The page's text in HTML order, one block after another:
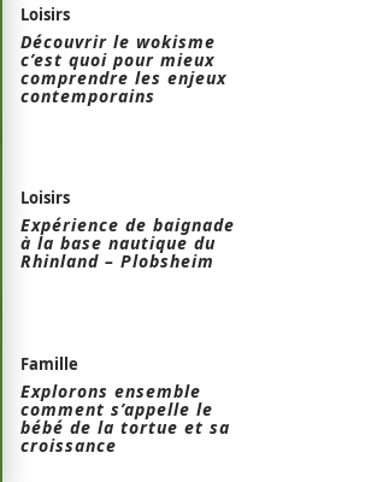
Loisirs
Découvrir le wokisme
c’est quoi pour mieux
comprendre les enjeux
contemporains
Loisirs
Expérience de baignade
à la base nautique du
Rhinland – Plobsheim
Famille
Explorons ensemble
comment s’appelle le
bébé de la tortue et sa
croissance